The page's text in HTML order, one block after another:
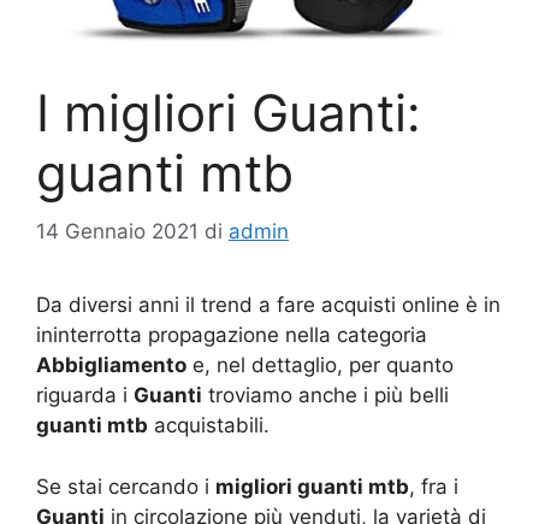
I migliori Guanti:
guanti mtb
14 Gennaio 2021 di admin
Da diversi anni il trend a fare acquisti online è in
ininterrotta propagazione nella categoria
Abbigliamento e, nel dettaglio, per quanto
riguarda i Guanti troviamo anche i più belli
guanti mtb acquistabili.
Se stai cercando i migliori guanti mtb, fra i
Guanti in circolazione più venduti, la varietà di